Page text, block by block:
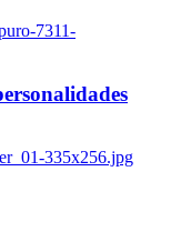
7311-
335x256.jpg